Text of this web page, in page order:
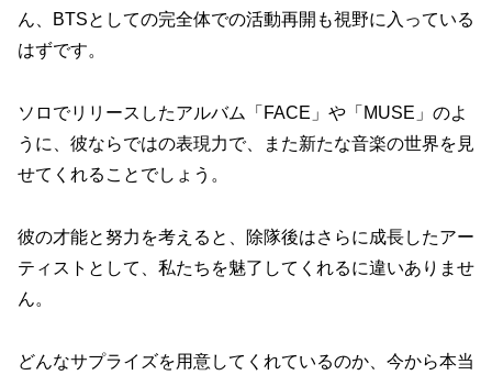
ん、BTSとしての完全体での活動再開も視野に入っている
はずです。
ソロでリリースしたアルバム「FACE」や「MUSE」のよ
うに、彼ならではの表現力で、また新たな音楽の世界を見
せてくれることでしょう。
彼の才能と努力を考えると、除隊後はさらに成長したアー
ティストとして、私たちを魅了してくれるに違いありませ
ん。
どんなサプライズを用意してくれているのか、今から本当